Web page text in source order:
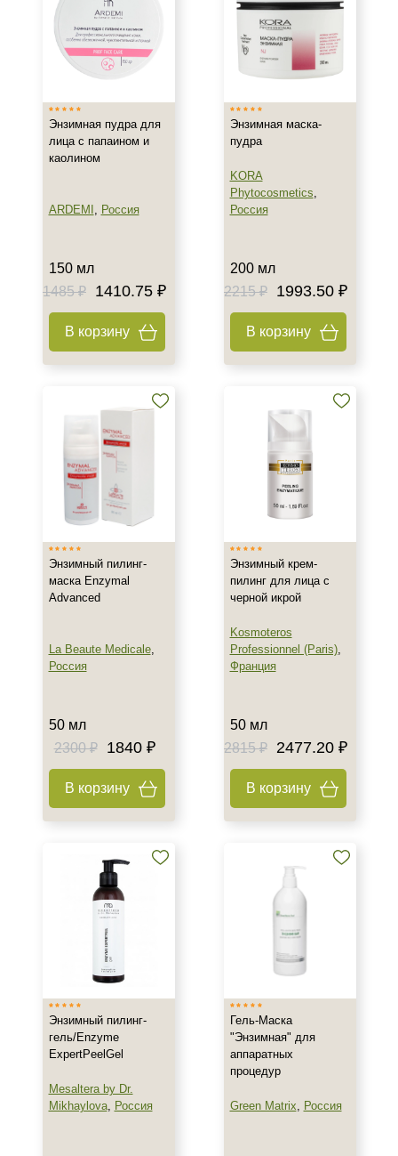
SPF 50
SPF 85
Энзимная пудра для
лица с папаином и
каолином
ARDEMI , Россия
150 мл
1485 ₽
1410.75 ₽
В корзину
Энзимная маска-
пудра
KORA
Phytocosmetics,
Россия
200 мл
2215 ₽
1993.50 ₽
В корзину
Энзимный пилинг-
маска Enzymal
Advanced
La Beaute Medicale,
Россия
50 мл
2300 ₽
1840 ₽
В корзину
Энзимный крем-
пилинг для лица с
черной икрой
Kosmoteros
Professionnel (Paris),
Франция
50 мл
2815 ₽
2477.20 ₽
В корзину
Энзимный пилинг-
гель/Enzyme
ExpertPeelGel
Mesaltera by Dr.
Mikhaylova, Россия
Гель-Маска
"Энзимная" для
аппаратных
процедур
Green Matrix, Россия